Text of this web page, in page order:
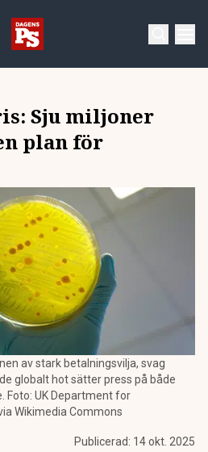
Sju miljoner
plan för
av stark betalningsvilja, svag
globalt hot sätter press på både
Foto: UK Department for
Wikimedia Commons
Publicerad: 14 okt. 2025